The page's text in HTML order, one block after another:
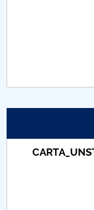
Relații Publice
PNRR